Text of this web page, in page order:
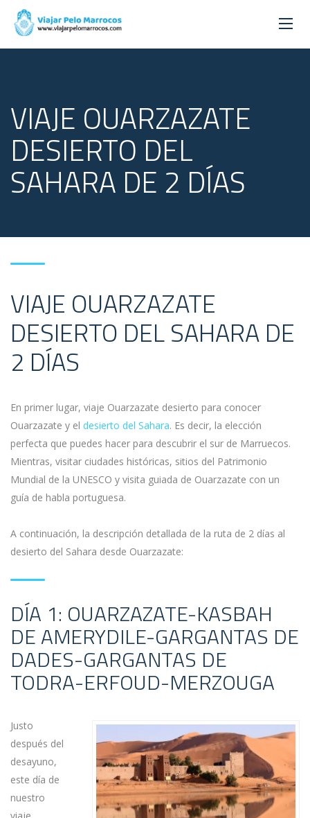
VIAJE OUARZAZATE
DESIERTO DEL
SAHARA DE 2 DÍAS
VIAJE OUARZAZATE
DESIERTO DEL SAHARA DE
2 DÍAS
En primer lugar, viaje Ouarzazate desierto para conocer
Ouarzazate y el desierto del Sahara. Es decir, la elección
perfecta que puedes hacer para descubrir el sur de Marruecos.
Mientras, visitar ciudades históricas, sitios del Patrimonio
Mundial de la UNESCO y visita guiada de Ouarzazate con un
guía de habla portuguesa.
A continuación, la descripción detallada de la ruta de 2 días al
desierto del Sahara desde Ouarzazate:
DÍA 1: OUARZAZATE-KASBAH
DE AMERYDILE-GARGANTAS DE
DADES-GARGANTAS DE
TODRA-ERFOUD-MERZOUGA
Justo
después del
desayuno,
este día de
nuestro